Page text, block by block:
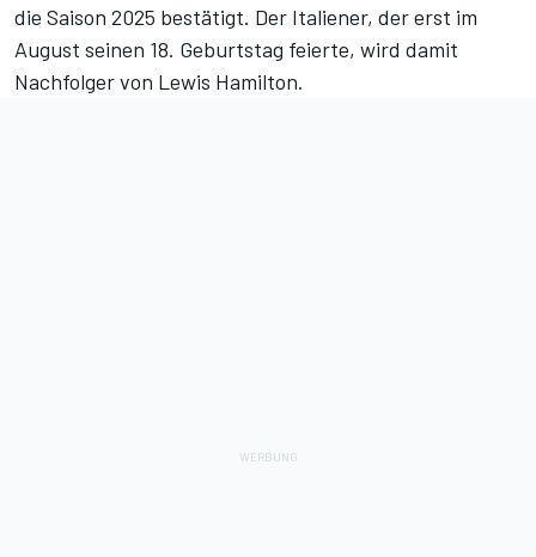
die Saison 2025 bestätigt. Der Italiener, der erst im
August seinen 18. Geburtstag feierte, wird damit
Nachfolger von Lewis Hamilton.